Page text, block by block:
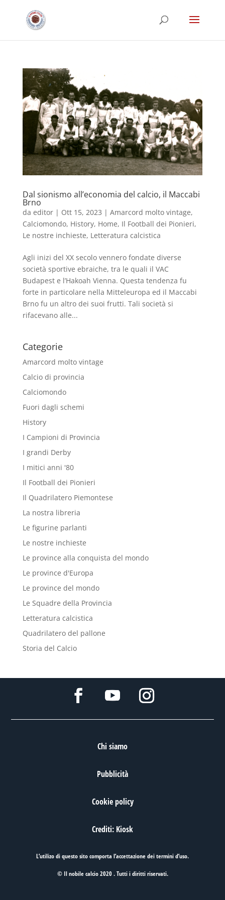
Dal sionismo all’economia del calcio, il Maccabi
Brno
da editor| Ott 15, 2023 | Amarcord molto vintage,
Calciomondo, History, Home, Il Football dei Pionieri,
Le nostre inchieste, Letteratura calcistica
Agli inizi del XX secolo vennero fondate diverse
società sportive ebraiche, tra le quali il VAC
Budapest e l’Hakoah Vienna. Questa tendenza fu
forte in particolare nella Mitteleuropa ed il Maccabi
Brno fu un altro dei suoi frutti. Tali società si
rifacevano alle...
Categorie
Amarcord molto vintage
Calcio di provincia
Calciomondo
Fuori dagli schemi
History
I Campioni di Provincia
I grandi Derby
I mitici anni '80
Il Football dei Pionieri
Il Quadrilatero Piemontese
La nostra libreria
Le figurine parlanti
Le nostre inchieste
Le province alla conquista del mondo
Le province d'Europa
Le province del mondo
Le Squadre della Provincia
Letteratura calcistica
Quadrilatero del pallone
Storia del Calcio
Chi siamo
Pubblicità
Cookie policy
Crediti: Kiosk
L’utilizo di questo sito comporta l’accettazione deitermini d’uso.
© Il nobile calcio 2020 . Tutti i diritti riservati.